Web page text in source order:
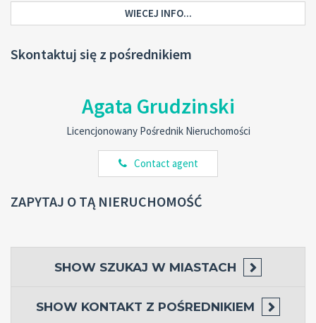
WIECEJ INFO...
Skontaktuj się z pośrednikiem
Agata Grudzinski
Licencjonowany Pośrednik Nieruchomości
Contact agent
ZAPYTAJ O TĄ NIERUCHOMOŚĆ
SHOW SZUKAJ W MIASTACH
SHOW KONTAKT Z POŚREDNIKIEM